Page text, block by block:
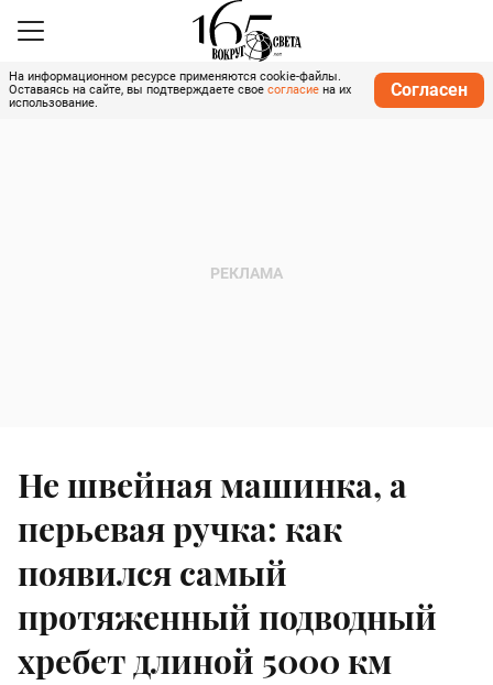
На информационном ресурсе применяются cookie-файлы.
Оставаясь на сайте, вы подтверждаете свое согласие на их
использование.
Согласен
Не швейная машинка, а
перьевая ручка: как
появился самый
протяженный подводный
хребет длиной 5000 км